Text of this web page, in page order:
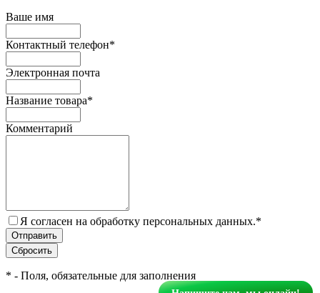
Ваше имя
Контактный телефон*
Электронная почта
Название товара*
Комментарий
Я согласен на обработку персональных данных.*
* - Поля, обязательные для заполнения